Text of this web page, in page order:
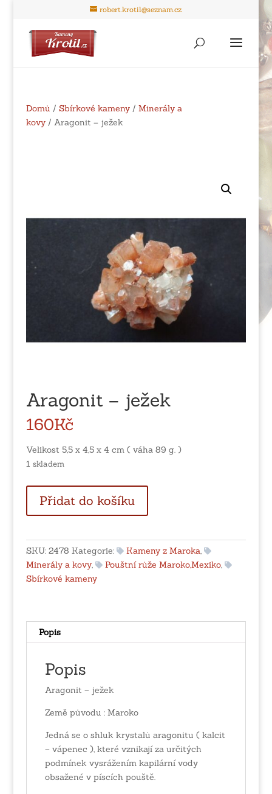
robert.krotil@seznam.cz
Domů / Sbírkové kameny/ Minerály a
kovy/ Aragonit – ježek
Aragonit – ježek
160Kč
Velikost 5,5 x 4,5 x 4 cm ( váha 89 g. )
1 skladem
ježek
Přidat do košíku
SKU: 2478 Kategorie: Kameny z Maroka,
Minerály a kovy, Pouštní růže Maroko,Mexiko,
Sbírkové kameny
Popis
Popis
Aragonit – ježek
Země původu : Maroko
Jedná se o shluk krystalů aragonitu ( kalcit
– vápenec ), které vznikají za určitých
podmínek vysrážením kapilární vody
obsažené v píscích pouště.